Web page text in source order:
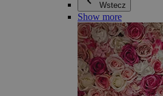
Wstecz
Show more